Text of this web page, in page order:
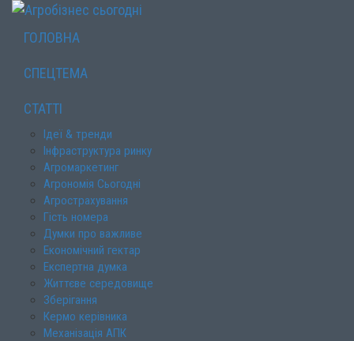
ГОЛОВНА
СПЕЦТЕМА
СТАТТІ
Ідеї & тренди
Інфраструктура ринку
Агромаркетинг
Агрономія Сьогодні
Агрострахування
Гість номера
Думки про важливе
Економічний гектар
Експертна думка
Життєве середовище
Зберігання
Кермо керівника
Механізація АПК